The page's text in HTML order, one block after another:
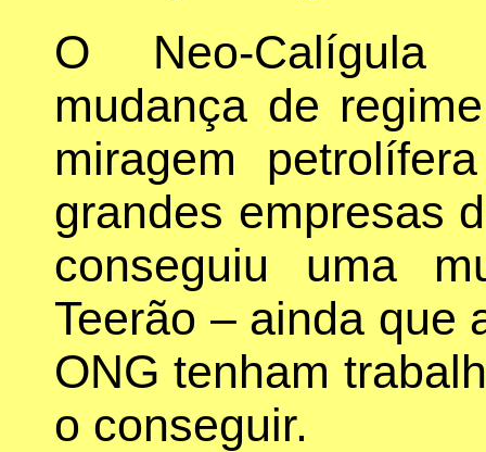
O Neo-Calígula
mudança de
miragem
grandes empresas
conseguiu uma
Teerão – ainda que
ONG tenham
o conseguir.